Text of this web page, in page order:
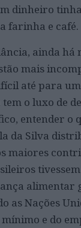
dinheiro
farinha e café.
ainda há
mais
até para
tem o luxo de
entender o
da Silva
maiores
alimentar
as Nações
e do